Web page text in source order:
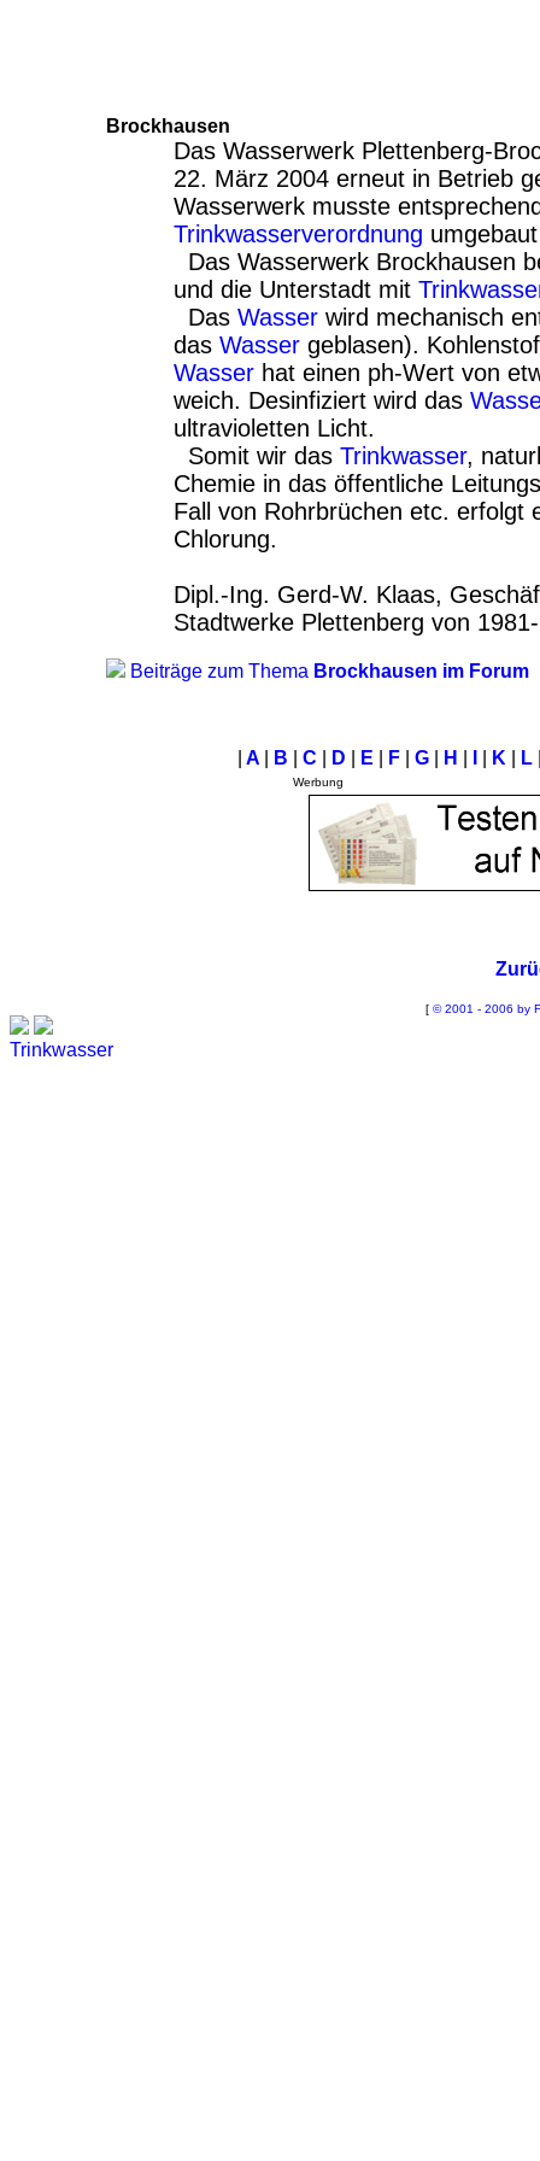
Brockhausen
Das Wasserwerk Plettenberg-
22. März 2004 erneut in Betrieb
Wasserwerk musste
Trinkwasserverordnung
Das Wasserwerk Brockhausen
und die Unterstadt mit
Das Wasser wird mechanisch
das Wasser geblasen).
Wasser hat einen ph-Wert von
weich. Desinfiziert wird das
ultravioletten Licht.
Somit wir das Trinkwasser,
Chemie in das öffentliche
Fall von Rohrbrüchen etc. erfolgt
Chlorung.
Dipl.-Ing. Gerd-W. Klaas,
Stadtwerke Plettenberg von
Beiträge zum Thema Brockhausen im Forum
A B C D E F G H K L
Werbung
[ © 2001 - 2006 by
Trinkwasser